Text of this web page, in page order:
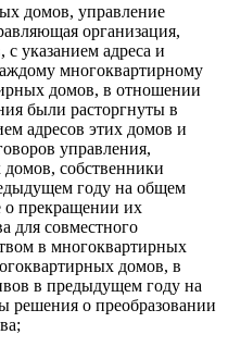
домов, управление
организация,
указанием адреса и
многоквартирному
домов, в отношении
были расторгнуты в
адресов этих домов и
управления,
собственники
году на общем
о прекращении их
для совместного
в многоквартирных
домов, в
в предыдущем году на
решения о преобразовании